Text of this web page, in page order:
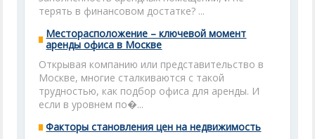
терять в финансовом достатке? ...
Месторасположение – ключевой момент
аренды офиса в Москве
Открывая компанию или представительство в
Москве, многие сталкиваются с такой
трудностью, как подбор офиса для аренды. И
если в уровнем по�...
Факторы становления цен на недвижимость